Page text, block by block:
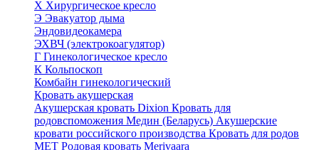
Х Хирургическое кресло
Э Эвакуатор дыма
Эндовидеокамера
ЭХВЧ (электрокоагулятор)
Г Гинекологическое кресло
К Кольпоскоп
Комбайн гинекологический
Кровать акушерская
Акушерская кровать Dixion Кровать для
родовспоможения Медин (Беларусь) Акушерские
кровати российского производства Кровать для родов
МЕТ Родовая кровать Merivaara